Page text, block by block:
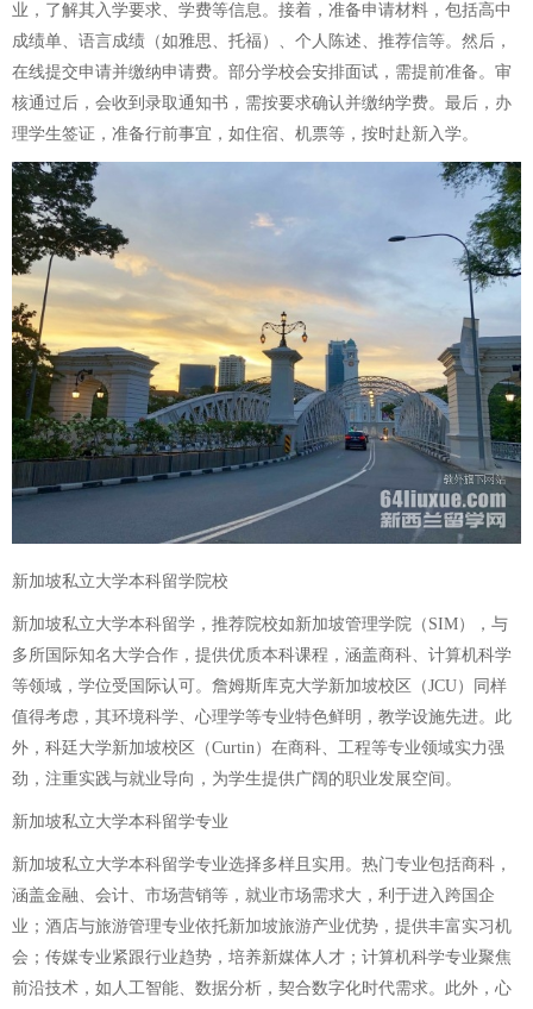
业，了解其入学要求、学费等信息。接着，准备申请材料，包括高中
成绩单、语言成绩（如雅思、托福）、个人陈述、推荐信等。然后，
在线提交申请并缴纳申请费。部分学校会安排面试，需提前准备。审
核通过后，会收到录取通知书，需按要求确认并缴纳学费。最后，办
理学生签证，准备行前事宜，如住宿、机票等，按时赴新入学。
新加坡私立大学本科留学院校
新加坡私立大学本科留学，推荐院校如新加坡管理学院（SIM），与
多所国际知名大学合作，提供优质本科课程，涵盖商科、计算机科学
等领域，学位受国际认可。詹姆斯库克大学新加坡校区（JCU）同样
值得考虑，其环境科学、心理学等专业特色鲜明，教学设施先进。此
外，科廷大学新加坡校区（Curtin）在商科、工程等专业领域实力强
劲，注重实践与就业导向，为学生提供广阔的职业发展空间。
新加坡私立大学本科留学专业
新加坡私立大学本科留学专业选择多样且实用。热门专业包括商科，
涵盖金融、会计、市场营销等，就业市场需求大，利于进入跨国企
业；酒店与旅游管理专业依托新加坡旅游产业优势，提供丰富实习机
会；传媒专业紧跟行业趋势，培养新媒体人才；计算机科学专业聚焦
前沿技术，如人工智能、数据分析，契合数字化时代需求。此外，心